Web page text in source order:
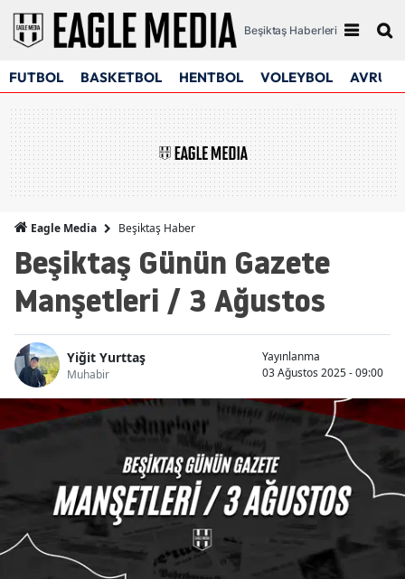
Beşiktaş Haberleri
FUTBOL BASKETBOL HENTBOL VOLEYBOL
Eagle Media Beşiktaş Haber
Beşiktaş Günün Gazete
Manşetleri / 3 Ağustos
Yiğit Yurttaş
Muhabir
Yayınlanma
03 Ağustos 2025 - 09:00